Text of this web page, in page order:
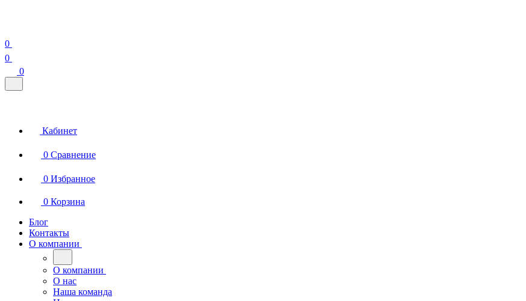
0
0
0
Кабинет
0 Сравнение
0 Избранное
0 Корзина
Блог
Контакты
О компании
О компании
О нас
Наша команда